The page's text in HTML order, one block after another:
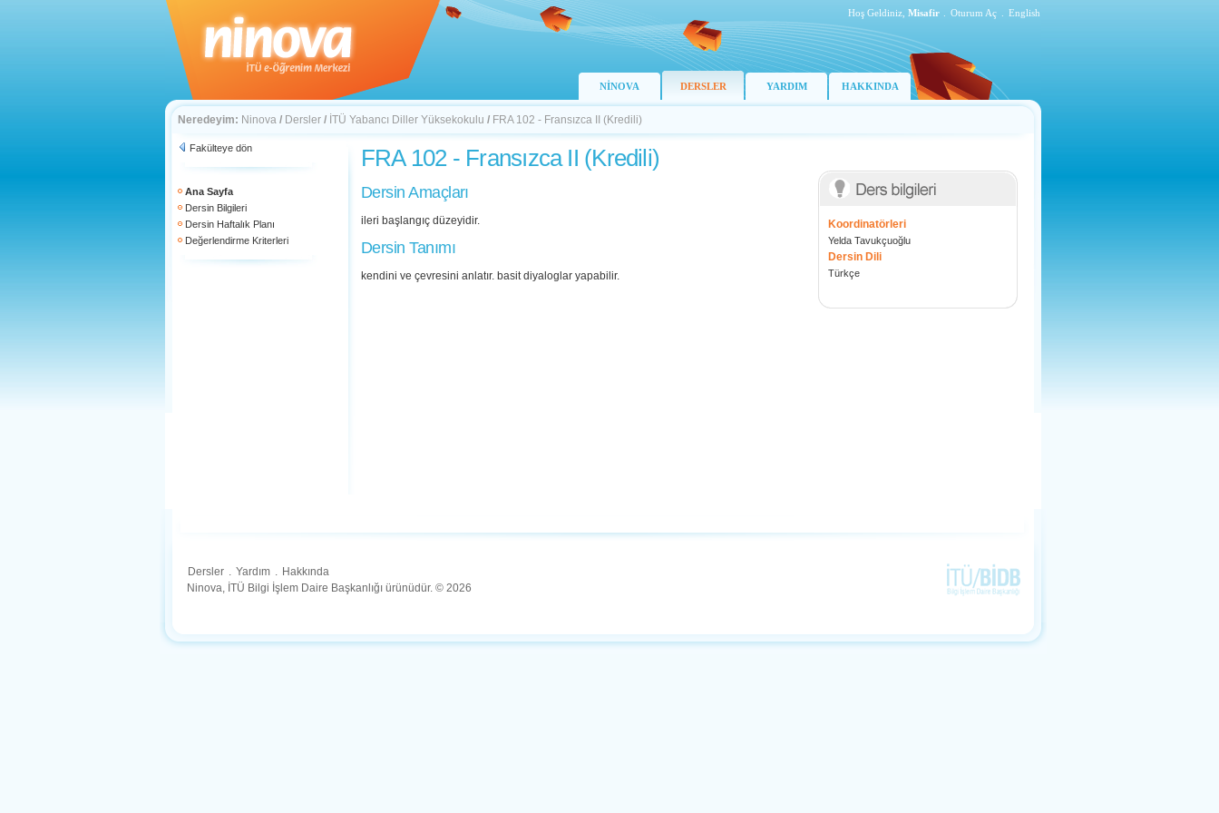
Hoş Geldiniz, Misafir Oturum Aç English
NİNOVA DERSLER YARDIM HAKKINDA
Neredeyim: Ninova / Dersler / İTÜ Yabancı Diller Yüksekokulu / FRA 102 - Fransızca II (Kredili)
Fakülteye dön
Ana Sayfa
Dersin Bilgileri
Dersin Haftalık Planı
Değerlendirme Kriterleri
FRA 102 - Fransızca II (Kredili)
Dersin Amaçları
ileri başlangıç düzeyidir.
Dersin Tanımı
kendini ve çevresini anlatır. basit diyaloglar yapabilir.
Koordinatörleri
Yelda Tavukçuoğlu
Dersin Dili
Türkçe
Dersler . Yardım . Hakkında
Ninova, İTÜ Bilgi İşlem Daire Başkanlığı ürünüdür. © 2026